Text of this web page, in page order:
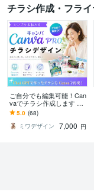
チラシ作成・フラ
ご自分でも編集可能！Can
vaでチラシ作成します Ch
at GPTで作成したチラシ
も、ブラッシュアップ可
能！
5.0 (68)
ミワデザイン
7,000 円